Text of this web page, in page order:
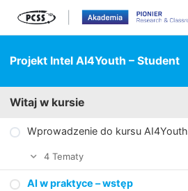
Projekt Intel AI4Youth – Student
Witaj w kursie
Wprowadzenie do kursu AI4Youth
4 Tematy
O projekcie Intel AI4Y
AI w praktyce – wstęp